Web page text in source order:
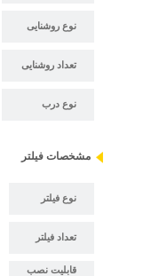
نوع روشنایی
تعداد روشنایی
نوع درب
مشخصات فیلتر
نوع فیلتر
تعداد فیلتر
قابلیت نصب